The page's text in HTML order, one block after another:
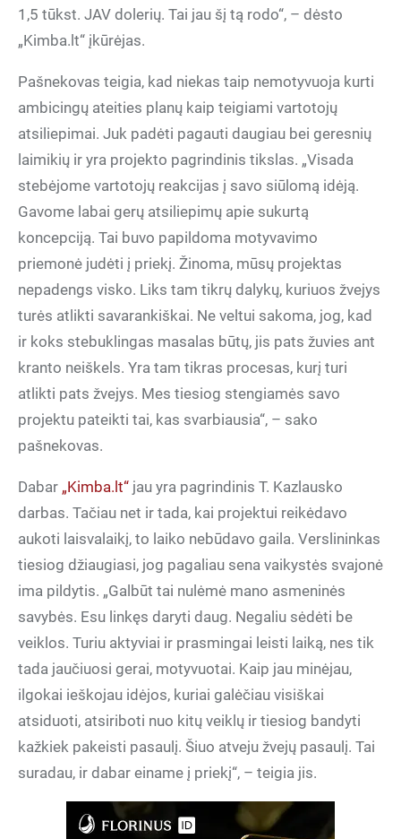
1,5 tūkst. JAV dolerių. Tai jau šį tą rodo“, – dėsto
„Kimba.lt“ įkūrėjas.
Pašnekovas teigia, kad niekas taip nemotyvuoja kurti
ambicingų ateities planų kaip teigiami vartotojų
atsiliepimai. Juk padėti pagauti daugiau bei geresnių
laimikių ir yra projekto pagrindinis tikslas. „Visada
stebėjome vartotojų reakcijas į savo siūlomą idėją.
Gavome labai gerų atsiliepimų apie sukurtą
koncepciją. Tai buvo papildoma motyvavimo
priemonė judėti į priekį. Žinoma, mūsų projektas
nepadengs visko. Liks tam tikrų dalykų, kuriuos žvejys
turės atlikti savarankiškai. Ne veltui sakoma, jog, kad
ir koks stebuklingas masalas būtų, jis pats žuvies ant
kranto neiškels. Yra tam tikras procesas, kurį turi
atlikti pats žvejys. Mes tiesiog stengiamės savo
projektu pateikti tai, kas svarbiausia“, – sako
pašnekovas.
Dabar „Kimba.lt“ jau yra pagrindinis T. Kazlausko
darbas. Tačiau net ir tada, kai projektui reikėdavo
aukoti laisvalaikį, to laiko nebūdavo gaila. Verslininkas
tiesiog džiaugiasi, jog pagaliau sena vaikystės svajonė
ima pildytis. „Galbūt tai nulėmė mano asmeninės
savybės. Esu linkęs daryti daug. Negaliu sėdėti be
veiklos. Turiu aktyviai ir prasmingai leisti laiką, nes tik
tada jaučiuosi gerai, motyvuotai. Kaip jau minėjau,
ilgokai ieškojau idėjos, kuriai galėčiau visiškai
atsiduoti, atsiriboti nuo kitų veiklų ir tiesiog bandyti
kažkiek pakeisti pasaulį. Šiuo atveju žvejų pasaulį. Tai
suradau, ir dabar einame į priekį“, – teigia jis.